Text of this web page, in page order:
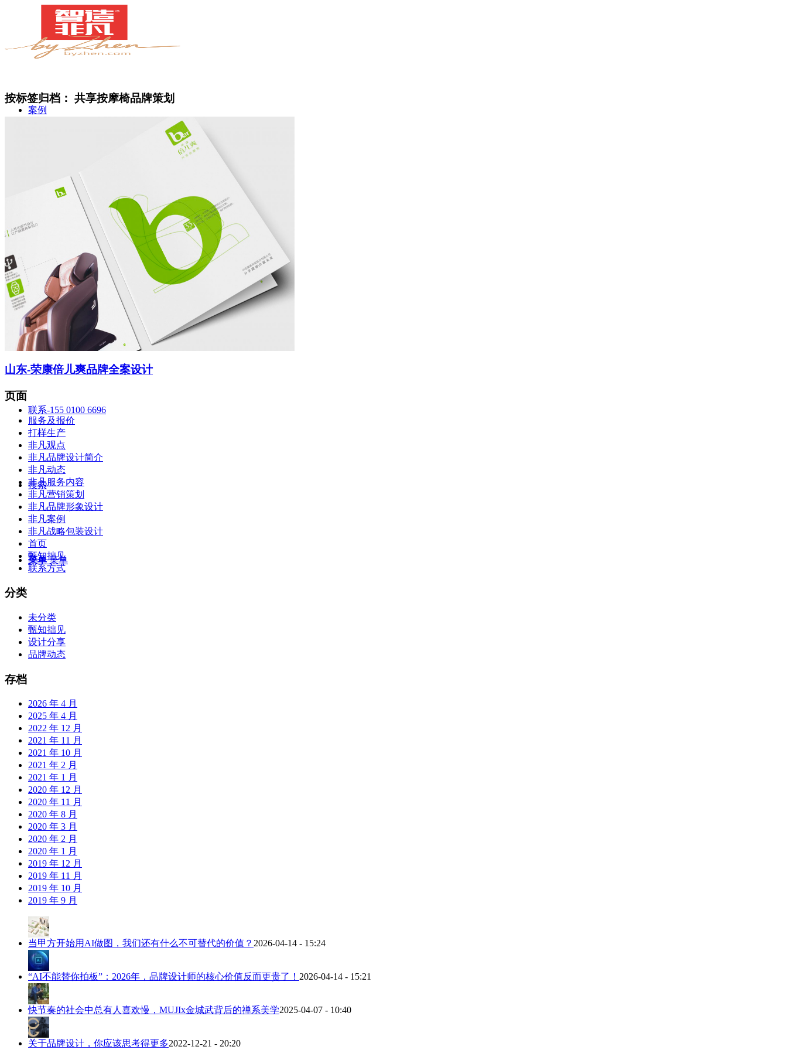
案例
甄知灼见
智造中心
联系-155 0100 6696
搜索
菜单 菜单
按标签归档： 共享按摩椅品牌策划
山东-荣康倍儿爽品牌全案设计
页面
服务及报价
打样生产
非凡观点
非凡品牌设计简介
非凡动态
非凡服务内容
非凡营销策划
非凡品牌形象设计
非凡案例
非凡战略包装设计
首页
甄知拙见
联系方式
分类
未分类
甄知拙见
设计分享
品牌动态
存档
2026 年 4 月
2025 年 4 月
2022 年 12 月
2021 年 11 月
2021 年 10 月
2021 年 2 月
2021 年 1 月
2020 年 12 月
2020 年 11 月
2020 年 8 月
2020 年 3 月
2020 年 2 月
2020 年 1 月
2019 年 12 月
2019 年 11 月
2019 年 10 月
2019 年 9 月
当甲方开始用AI做图，我们还有什么不可替代的价值？ 2026-04-14 - 15:24
“AI不能替你拍板”：2026年，品牌设计师的核心价值反而更贵了！ 2026-04-14 - 15:21
快节奏的社会中总有人喜欢慢，MUJIx金城武背后的禅系美学2025-04-07 - 10:40
关于品牌设计，你应该思考得更多2022-12-21 - 20:20